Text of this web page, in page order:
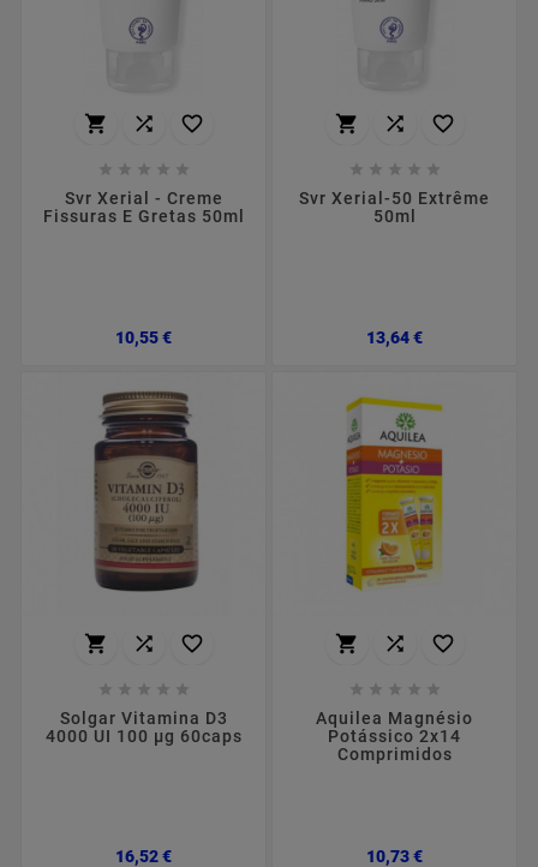
  
    
Svr Xerial - Creme
Fissuras E Gretas 50ml
10,55 €Preço
  
    
Svr Xerial-50 Extrême
50ml
13,64 €Preço
  
    
Solgar Vitamina D3
4000 UI 100 µg 60caps
16,52 €Preço
  
    
Aquilea Magnésio
Potássico 2x14
Comprimidos
10,73 €Preço